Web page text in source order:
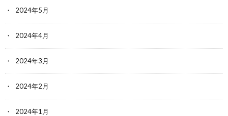
2024年5月
2024年4月
2024年3月
2024年2月
2024年1月